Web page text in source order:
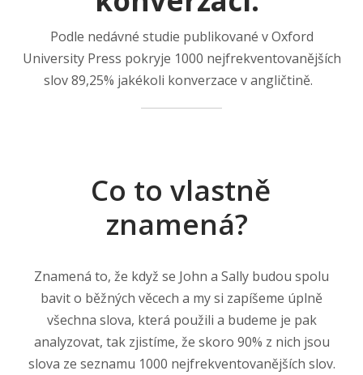
Podle nedávné studie publikované v Oxford
University Press pokryje 1000 nejfrekventovanějších
slov 89,25% jakékoli konverzace v angličtině.
Co to vlastně
znamená?
Znamená to, že když se John a Sally budou spolu
bavit o běžných věcech a my si zapíšeme úplně
všechna slova, která použili a budeme je pak
analyzovat, tak zjistíme, že skoro 90% z nich jsou
slova ze seznamu 1000 nejfrekventovanějších slov.